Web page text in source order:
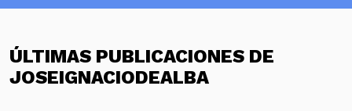
ÚLTIMAS PUBLICACIONES DE
JOSEIGNACIODEALBA